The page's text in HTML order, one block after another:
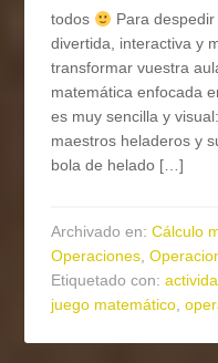
todos
Para
divertida, interactiva y
transformar vuestra
matemática enfocada
es muy sencilla y
maestros heladeros y
bola de helado […]
Archivado en:Cálculo
Operaciones,
Etiquetado con:
juego matemático,